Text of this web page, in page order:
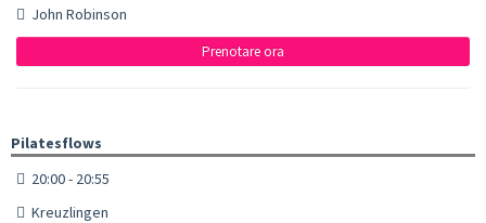
John Robinson
Prenotare ora
Pilatesflows
20:00 - 20:55
Kreuzlingen